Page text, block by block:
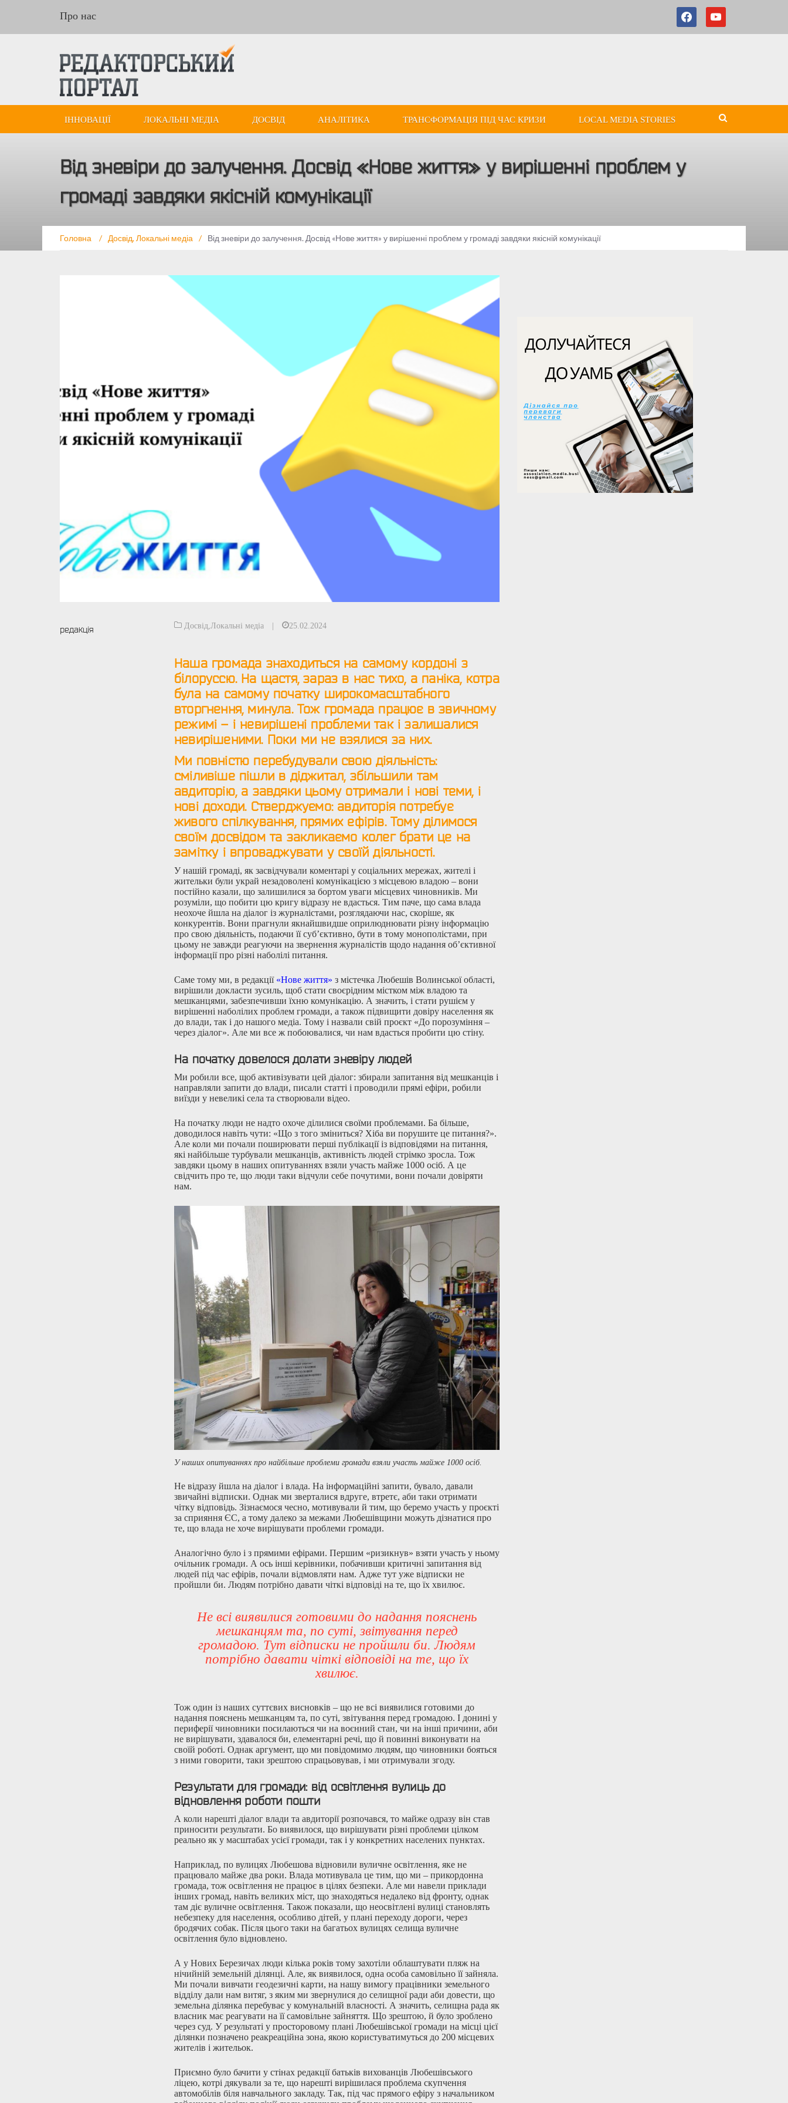
Про нас
ІННОВАЦІЇ ЛОКАЛЬНІ МЕДІА ДОСВІД АНАЛІТИКА ТРАНСФОРМАЦІЯ ПІД ЧАС КРИЗИ LOCAL MEDIA STORIES
Від зневіри до залучення. Досвід «Нове життя» у вирішенні проблем у
громаді завдяки якісній комунікації
Головна / Досвід, Локальні медіа / Від зневіри до залучення. Досвід «Нове життя» у вирішенні проблем у громаді завдяки якісній комунікації
редакція Досвід Локальні медіа 25.02.2024
Наша громада знаходиться на самому кордоні з
білоруссю. На щастя, зараз в нас тихо, а паніка, котра
була на самому початку широкомасштабного
вторгнення, минула. Тож громада працює в звичному
режимі – і невирішені проблеми так і залишалися
невирішеними. Поки ми не взялися за них.
Ми повністю перебудували свою діяльність:
сміливіше пішли в діджитал, збільшили там
авдиторію, а завдяки цьому отримали і нові теми, і
нові доходи. Стверджуємо: авдиторія потребує
живого спілкування, прямих ефірів. Тому ділимося
своїм досвідом та закликаємо колег брати це на
замітку і впроваджувати у своїй діяльності.
У нашій громаді, як засвідчували коментарі у соціальних мережах, жителі і
жительки були украй незадоволені комунікацією з місцевою владою – вони
постійно казали, що залишилися за бортом уваги місцевих чиновників. Ми
розуміли, що побити цю кригу відразу не вдасться. Тим паче, що сама влада
неохоче йшла на діалог із журналістами, розглядаючи нас, скоріше, як
конкурентів. Вони прагнули якнайшвидше оприлюднювати різну інформацію
про свою діяльність, подаючи її суб’єктивно, бути в тому монополістами, при
цьому не завжди реагуючи на звернення журналістів щодо надання об’єктивної
інформації про різні наболілі питання.
Саме тому ми, в редакції«Нове життя» з містечка Любешів Волинської області,
вирішили докласти зусиль, щоб стати своєрідним містком між владою та
мешканцями, забезпечивши їхню комунікацію. А значить, і стати рушієм у
вирішенні наболілих проблем громади, а також підвищити довіру населення як
до влади, так і до нашого медіа. Тому і назвали свій проєкт «До порозуміння –
через діалог». Але ми все ж побоювалися, чи нам вдасться пробити цю стіну.
На початку довелося долати зневіру людей
Ми робили все, щоб активізувати цей діалог: збирали запитання від мешканців і
направляли запити до влади, писали статті і проводили прямі ефіри, робили
виїзди у невеликі села та створювали відео.
На початку люди не надто охоче ділилися своїми проблемами. Ба більше,
доводилося навіть чути: «Що з того зміниться? Хіба ви порушите це питання?».
Але коли ми почали поширювати перші публікації із відповідями на питання,
які найбільше турбували мешканців, активність людей стрімко зросла. Тож
завдяки цьому в наших опитуваннях взяли участь майже 1000 осіб. А це
свідчить про те, що люди таки відчули себе почутими, вони почали довіряти
нам.
У наших опитуваннях про найбільше проблеми громади взяли участь майже 1000 осіб.
Не відразу йшла на діалог і влада. На інформаційні запити, бувало, давали
звичайні відписки. Однак ми зверталися вдруге, втретє, аби таки отримати
чітку відповідь. Зізнаємося чесно, мотивували й тим, що беремо участь у проєкті
за сприяння ЄС, а тому далеко за межами Любешівщини можуть дізнатися про
те, що влада не хоче вирішувати проблеми громади.
Аналогічно було і з прямими ефірами. Першим «ризикнув» взяти участь у ньому
очільник громади. А ось інші керівники, побачивши критичні запитання від
людей під час ефірів, почали відмовляти нам. Адже тут уже відписки не
пройшли би. Людям потрібно давати чіткі відповіді на те, що їх хвилює.
Не всі виявилися готовими до надання пояснень
мешканцям та, по суті, звітування перед
громадою. Тут відписки не пройшли би. Людям
потрібно давати чіткі відповіді на те, що їх
хвилює.
Тож один із наших суттєвих висновків – що не всі виявилися готовими до
надання пояснень мешканцям та, по суті, звітування перед громадою. І донині у
периферії чиновники посилаються чи на воєнний стан, чи на інші причини, аби
не вирішувати, здавалося би, елементарні речі, що й повинні виконувати на
своїй роботі. Однак аргумент, що ми повідомимо людям, що чиновники бояться
з ними говорити, таки зрештою спрацьовував, і ми отримували згоду.
Результати для громади: від освітлення вулиць до
відновлення роботи пошти
А коли нарешті діалог влади та авдиторії розпочався, то майже одразу він став
приносити результати. Бо виявилося, що вирішувати різні проблеми цілком
реально як у масштабах усієї громади, так і у конкретних населених пунктах.
Наприклад, по вулицях Любешова відновили вуличне освітлення, яке не
працювало майже два роки. Влада мотивувала це тим, що ми – прикордонна
громада, тож освітлення не працює в цілях безпеки. Але ми навели приклади
інших громад, навіть великих міст, що знаходяться недалеко від фронту, однак
там діє вуличне освітлення. Також показали, що неосвітлені вулиці становлять
небезпеку для населення, особливо дітей, у плані переходу дороги, через
бродячих собак. Після цього таки на багатьох вулицях селища вуличне
освітлення було відновлено.
А у Нових Березичах люди кілька років тому захотіли облаштувати пляж на
нічийній земельній ділянці. Але, як виявилося, одна особа самовільно її зайняла.
Ми почали вивчати геодезичні карти, на нашу вимогу працівники земельного
відділу дали нам витяг, з яким ми звернулися до селищної ради аби довести, що
земельна ділянка перебуває у комунальній власності. А значить, селищна рада як
власник має реагувати на її самовільне зайняття. Що зрештою, й було зроблено
через суд. У результаті у просторовому плані Любешівської громади на місці цієї
ділянки позначено реакреаційна зона, якою користуватимуться до 200 місцевих
жителів і жительок.
Приємно було бачити у стінах редакції батьків вихованців Любешівського
ліцею, котрі дякували за те, що нарешті вирішилася проблема скупчення
автомобілів біля навчального закладу. Так, під час прямого ефіру з начальником